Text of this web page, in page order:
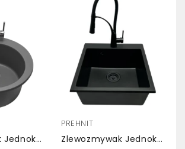
Zlewozmywak Jednokomorowy VIVA Szary + Bateria Flex LAVO
PREHNIT
Zlewozmywak Jednokomorowy FORTINA Czarny + Bateria NEXX Czarna + Czarny Syfon